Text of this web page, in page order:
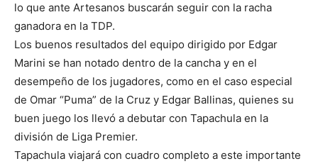
lo que ante Artesanos buscarán seguir con la racha
ganadora en la TDP.
Los buenos resultados del equipo dirigido por Edgar
Marini se han notado dentro de la cancha y en el
desempeño de los jugadores, como en el caso especial
de Omar “Puma” de la Cruz y Edgar Ballinas, quienes su
buen juego los llevó a debutar con Tapachula en la
división de Liga Premier.
Tapachula viajará con cuadro completo a este importante